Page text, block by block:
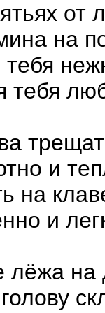
от
на
тебя
тебя
и
на
и
лёжа на